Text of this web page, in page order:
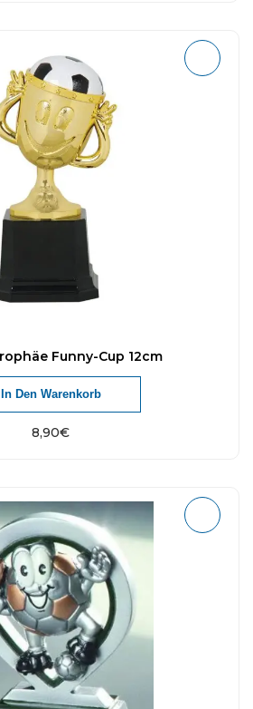
Funny-Cup 12cm
8,90€
In Den Warenkorb